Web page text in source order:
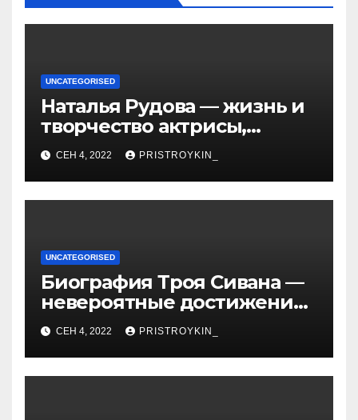
UNCATEGORISED
Наталья Рудова — жизнь и
творчество актрисы,
популярные фильмы и
личные подробности
СЕН 4, 2022 PRISTROYKIN_
UNCATEGORISED
Биография Троя Сивана —
невероятные достижения,
искристая карьера и
тайная личная жизнь гуру
YouTube
СЕН 4, 2022 PRISTROYKIN_